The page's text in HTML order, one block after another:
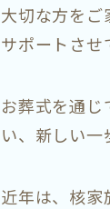
大切な方を
サポートさせ
お葬式を通
い、新しい一
近年は、核家